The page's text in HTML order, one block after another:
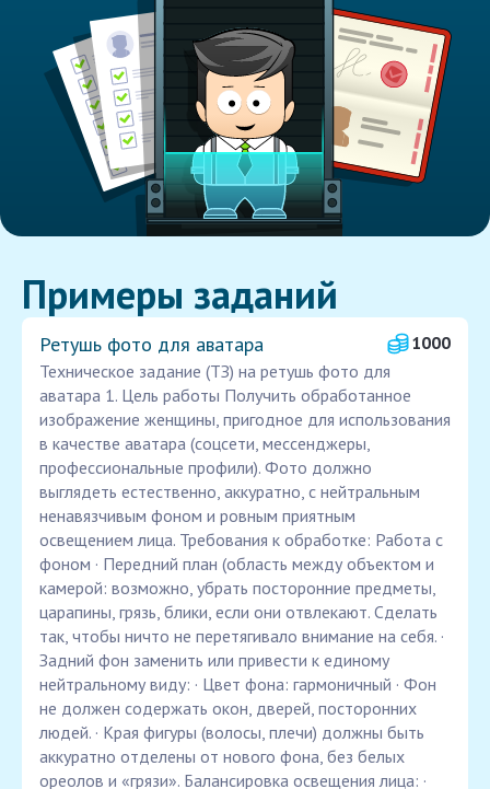
Примеры заданий
Ретушь фото для аватара
1000
Техническое задание (ТЗ) на ретушь фото для
аватара 1. Цель работы Получить обработанное
изображение женщины, пригодное для использования
в качестве аватара (соцсети, мессенджеры,
профессиональные профили). Фото должно
выглядеть естественно, аккуратно, с нейтральным
ненавязчивым фоном и ровным приятным
освещением лица. Требования к обработке: Работа с
фоном · Передний план (область между объектом и
камерой: возможно, убрать посторонние предметы,
царапины, грязь, блики, если они отвлекают. Сделать
так, чтобы ничто не перетягивало внимание на себя. ·
Задний фон заменить или привести к единому
нейтральному виду: · Цвет фона: гармоничный · Фон
не должен содержать окон, дверей, посторонних
людей. · Края фигуры (волосы, плечи) должны быть
аккуратно отделены от нового фона, без белых
ореолов и «грязи». Балансировка освещения лица: ·